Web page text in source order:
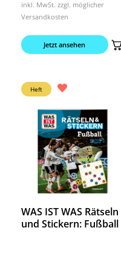
inkl. MwSt. zzgl. möglicher
Versandkosten
Jetzt ansehen
Heft
WAS IST WAS Rätseln
und Stickern: Fußball